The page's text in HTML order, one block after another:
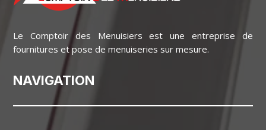
Le Comptoir des Menuisiers est une entreprise de
fournitures et pose de menuiseries sur mesure.
NAVIGATION